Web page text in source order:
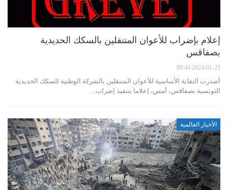
إعلام بإضراب للأعوان المتنقلين بالسكك الحديدية
بصفاقس
2024-01-25 09:44
أصدرت النقابة الأساسية للأعوان المتنقلين بالشركة الوطنية للسكك الحديدية
التونسية بصفاقس، أمس، إعلاما بتنفيذ إضراب…
الأخبار العالمية